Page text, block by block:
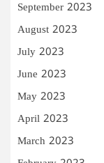
September 2023
August 2023
July 2023
June 2023
May 2023
April 2023
March 2023